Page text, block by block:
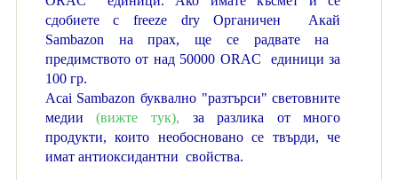
сдобиете с freeze dryОрганичен Акай
Sambazon на прах, ще се радвате на
предимството от над 50000 ORAC единици за
100 гр.
Acai Sambazon буквално "разтърси" световните
медии (вижте тук), за разлика от много
продукти, които необосновано се твърди, че
имат антиоксидантни свойства.